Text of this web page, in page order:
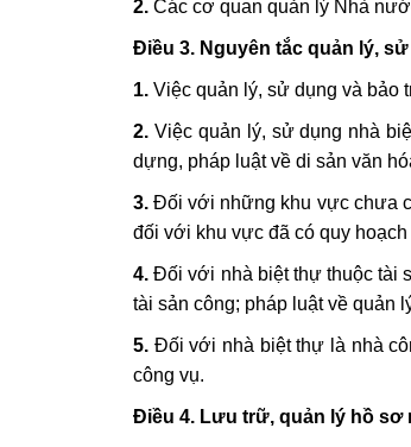
2. Các cơ quan quản lý Nhà
Điều 3. Nguyên tắc quản lý,
1. Việc quản lý, sử dụng và bảo
2. Việc quản lý, sử dụng nhà
dựng, pháp luật về di sản văn
3. Đối với những khu vực chưa
đối với khu vực đã có quy
4. Đối với nhà biệt thự thuộc tài
tài sản công; pháp luật về quản
5. Đối với nhà biệt thự là nhà
công vụ.
Điều 4. Lưu trữ, quản lý hồ sơ